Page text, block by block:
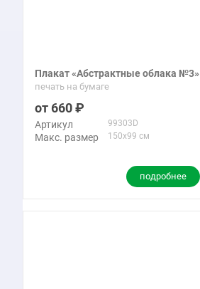
Плакат «Абстрактные облака №3»
печать на бумаге
660
Артикул 99303D
Макс. размер 150x99 см
подробнее